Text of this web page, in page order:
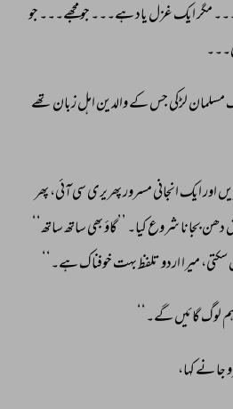
مگر ایک غزل یاد ہے۔۔۔ جو مجھے۔۔۔ جو
مسلمان لڑکی جس کے والدین اہل زبان تھے
اور ایک انجانی مسرور پھریری سی آئی، پھر
دھن بجانا شروع کیا۔ ’’گاؤ بھی ساتھ ساتھ‘‘
سکتی، میرا اردو تلفظ بہت خوفناک ہے۔‘‘
لوگ گائیں گے۔‘‘
جا نے کہا،